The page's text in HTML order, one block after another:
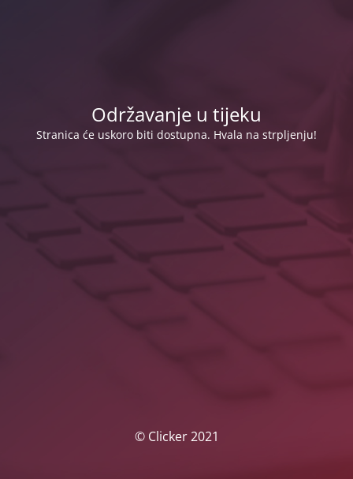
Održavanje u tijeku
Stranica će uskoro biti dostupna. Hvala na strpljenju!
© Clicker 2021